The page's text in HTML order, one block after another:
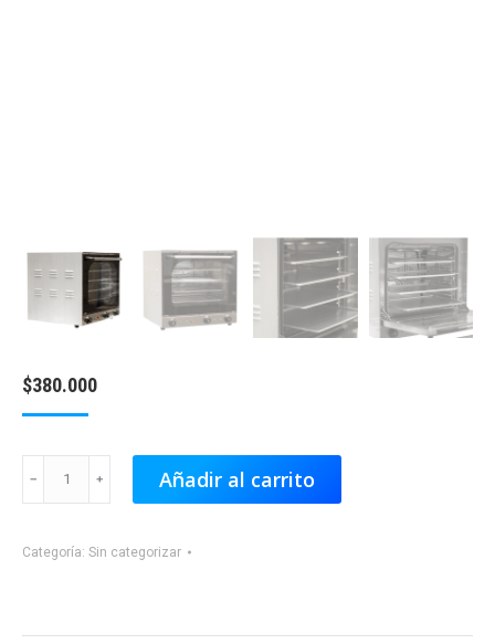
$380.000
con
Añadir al carrito
Categoría: Sin categorizar